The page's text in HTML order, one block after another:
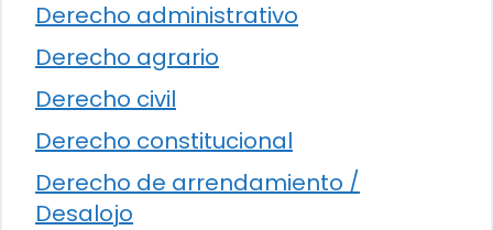
Derecho administrativo
Derecho agrario
Derecho civil
Derecho constitucional
Derecho de arrendamiento /
Desalojo